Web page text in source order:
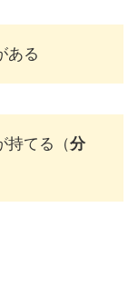
ある
持てる（分